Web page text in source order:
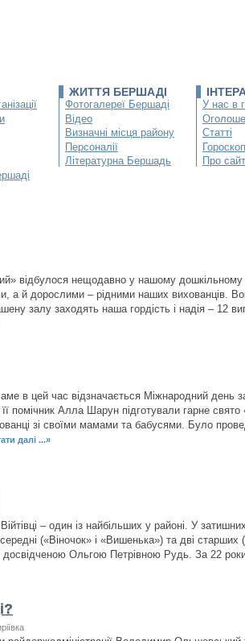
ЖИТТЯ БЕРШАДІ
Фотогалереї Бершаді
Відео
Визначні місця району
Персоналії
Літературна Бершадь
У нас в
Статті
Гороскоп
Про сайт
відбулося нещодавно у нашому дошкільному
а й дорослими – рідними наших вихованців.
залу заходять наша гордість і надія – 12
в цей час відзначається Міжнародний день
помічник Алла Шарун підготували гарне свято
зі своїми мамами та бабусями. Було
далі ...»
– один із найбільших у районі. У
(«Віночок» і «Вишенька») та дві
досвідченою Ольгою Петрівною Рудь. За 22